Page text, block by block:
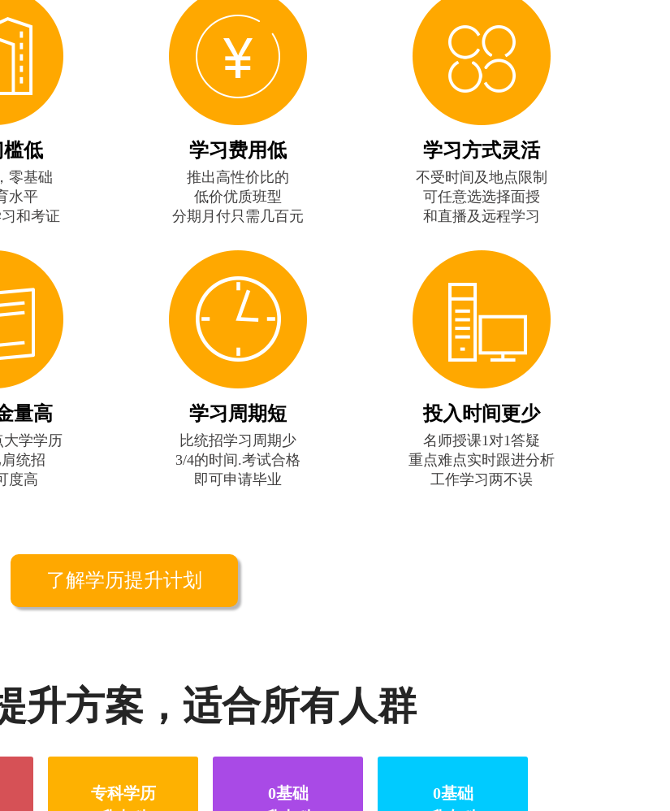
槛低
零基础
水平
和考证
学习费用低
推出高性价比的
低价优质班型
分期月付只需几百元
学习方式灵活
不受时间及地点限制
可任意选选择面授
和直播及远程学习
量高
大学学历
统招
度高
学习周期短
比统招学习周期少
3/4的时间.考试合格
即可申请毕业
投入时间更少
名师授课1对1答疑
重点难点实时跟进分析
工作学习两不误
了解学历提升计划
升方案，适合所有人群
专科学历
0基础
0基础